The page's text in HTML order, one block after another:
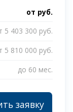
от руб.
5 403 300 руб.
5 810 000 руб.
до 60 мес.
заявку